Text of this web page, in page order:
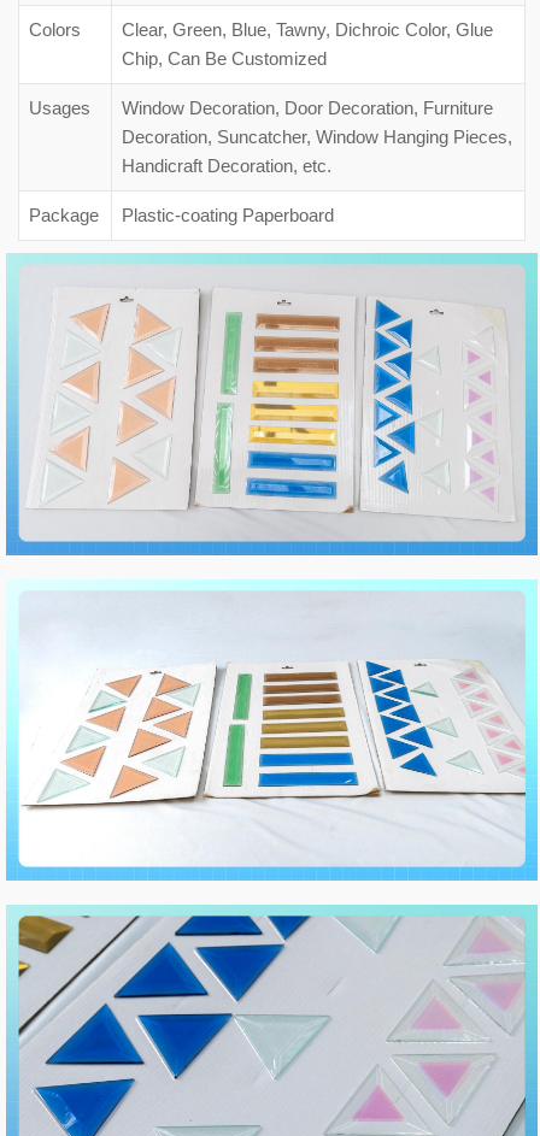
Colors
Clear, Green, Blue, Tawny, Dichroic Color, Glue
Chip, Can Be Customized
Usages
Window Decoration, Door Decoration, Furniture
Decoration, Suncatcher, Window Hanging Pieces,
Handicraft Decoration, etc.
Package Plastic-coating Paperboard